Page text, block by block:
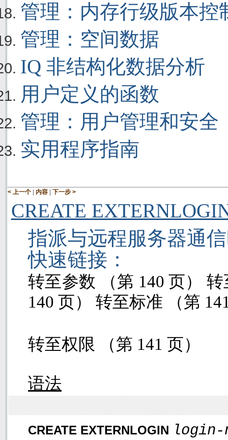
管理：内存行级版本控
管理：空间数据
IQ 非结构化数据分析
用户定义的函数
管理：用户管理和安全
实用程序指南
< 上一个 | 内容 | 下一步 >
CREATE
指派与远程服务器通
快速链接：
转至参数 （第 140页）转
140 页） 转至标准 （第
转至权限 （第 141 页）
语法
CREATE EXTERNLOGIN login-